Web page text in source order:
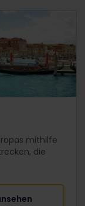
mithilfe
die